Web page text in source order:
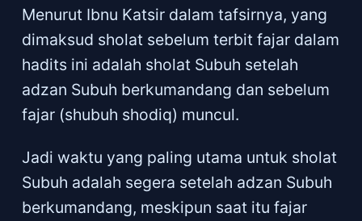
Menurut Ibnu Katsir dalam tafsirnya, yang
dimaksud sholat sebelum terbit fajar dalam
hadits ini adalah sholat Subuh setelah
adzan Subuh berkumandang dan sebelum
fajar (shubuh shodiq) muncul.
Jadi waktu yang paling utama untuk sholat
Subuh adalah segera setelah adzan Subuh
berkumandang, meskipun saat itu fajar